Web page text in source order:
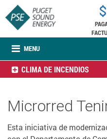
MENU
CLIMA DE INCENDIOS
Microrred
Esta iniciativa de